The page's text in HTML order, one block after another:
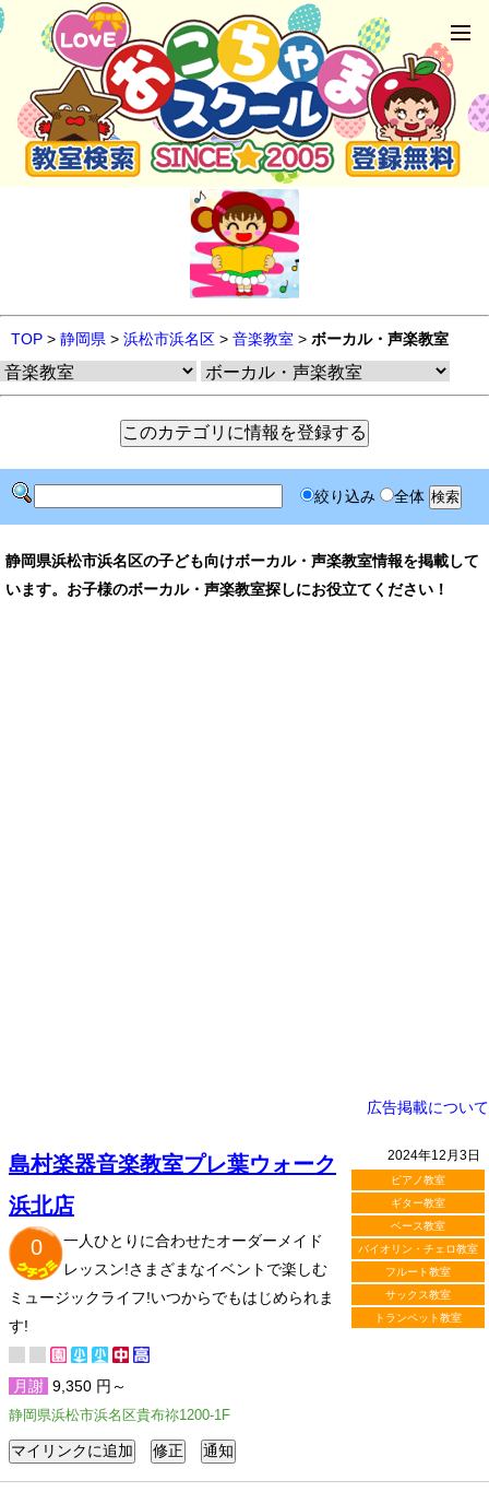
TOP > 静岡県 > 浜松市浜名区 > 音楽教室 > ボーカル・声楽教室
絞り込み 全体
静岡県浜松市浜名区の子ども向けボーカル・声楽教室情報を掲載して
います。お子様のボーカル・声楽教室探しにお役立てください！
広告掲載について
2024年12月3日
ピアノ教室
ギター教室
ベース教室
バイオリン・チェロ教室
フルート教室
サックス教室
トランペット教室
島村楽器音楽教室プレ葉ウォーク
浜北店
0
一人ひとりに合わせたオーダーメイド
レッスン!さまざまなイベントで楽しむ
ミュージックライフ!いつからでもはじめられま
す!
月謝 9,350 円～
静岡県浜松市浜名区貴布祢1200-1F